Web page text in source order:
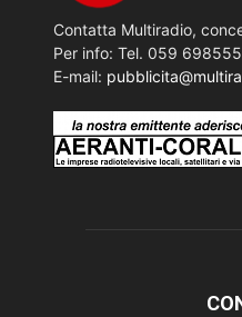
Contatta Multiradio,
Per info: Tel. 059 698555
E-mail: